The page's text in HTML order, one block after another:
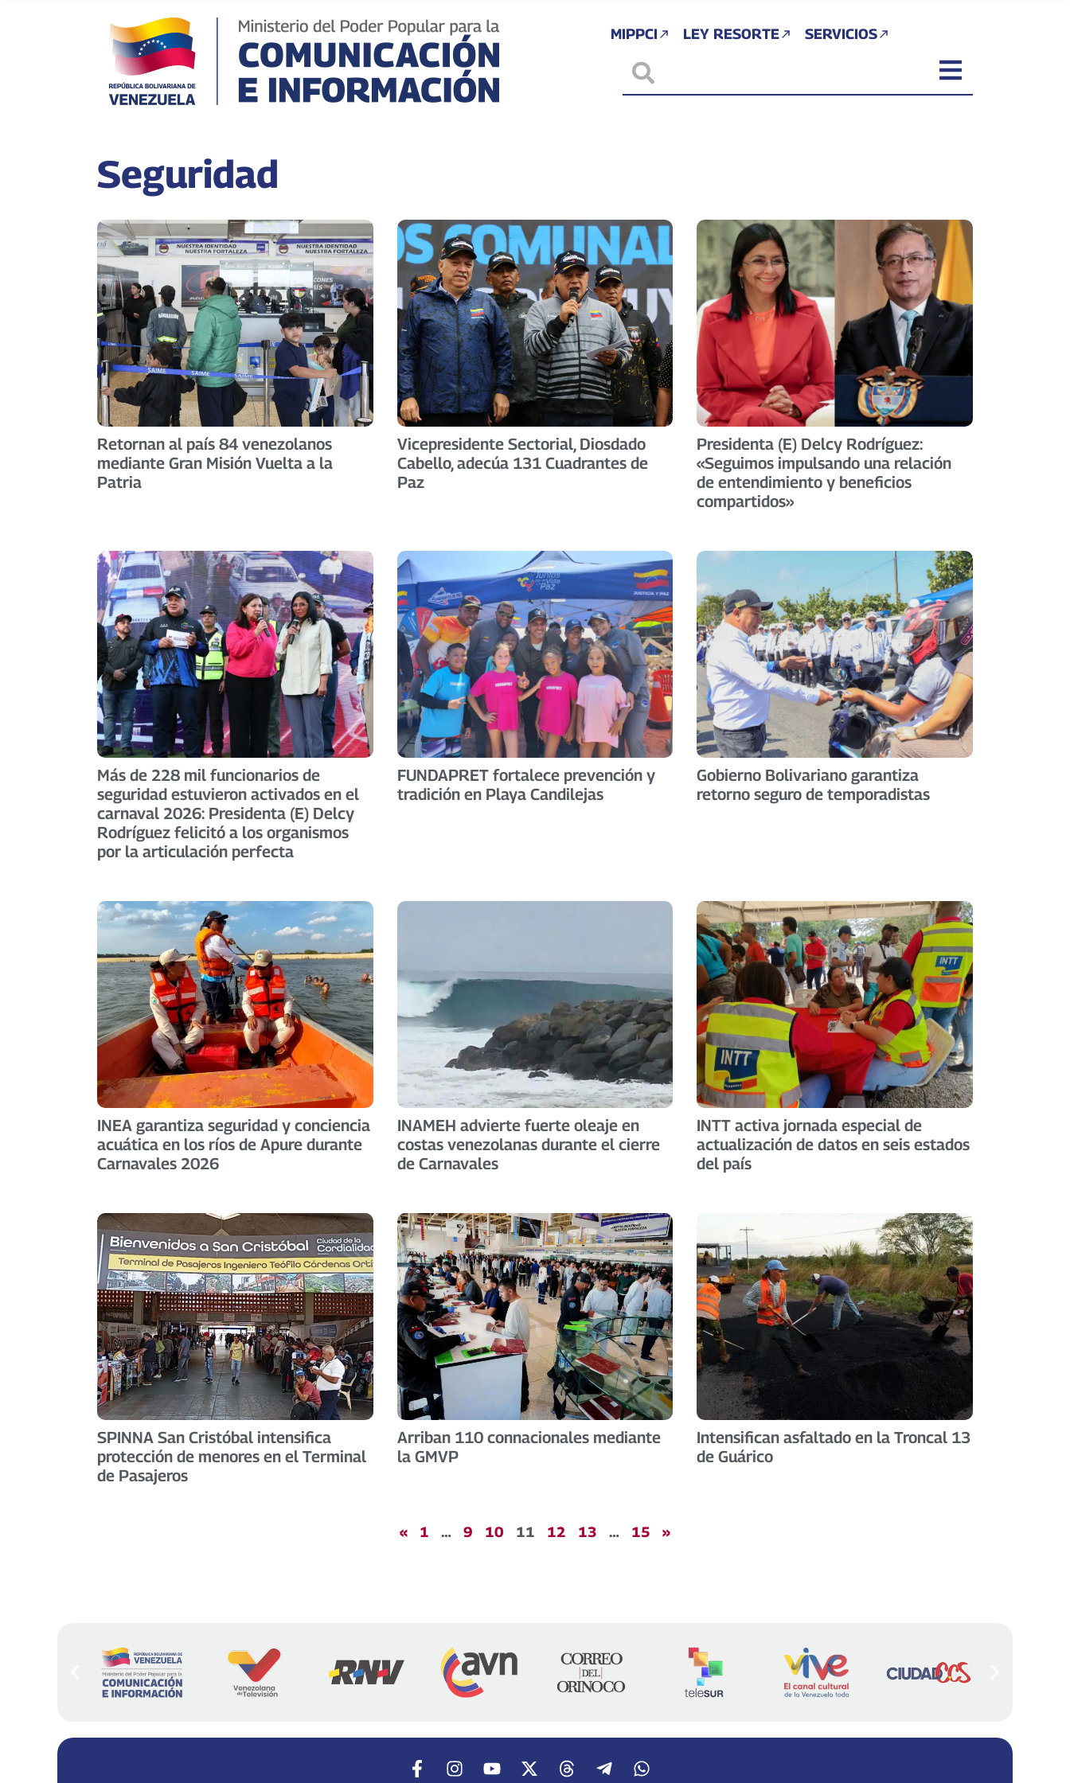
MIPPCI LEY RESORTE SERVICIOS
Seguridad
Retornan al país 84 venezolanos
mediante Gran Misión Vuelta a la
Patria
Vicepresidente Sectorial, Diosdado
Cabello, adecúa 131 Cuadrantes de
Paz
Presidenta (E) Delcy Rodríguez:
«Seguimos impulsando una relación
de entendimiento y beneficios
compartidos»
Más de 228 mil funcionarios de
seguridad estuvieron activados en el
carnaval 2026: Presidenta (E) Delcy
Rodríguez felicitó a los organismos
por la articulación perfecta
FUNDAPRET fortalece prevención y
tradición en Playa Candilejas
Gobierno Bolivariano garantiza
retorno seguro de temporadistas
INEA garantiza seguridad y conciencia
acuática en los ríos de Apure durante
Carnavales 2026
INAMEH advierte fuerte oleaje en
costas venezolanas durante el cierre
de Carnavales
INTT activa jornada especial de
actualización de datos en seis estados
del país
SPINNA San Cristóbal intensifica
protección de menores en el Terminal
de Pasajeros
Arriban 110 connacionales mediante
la GMVP
Intensifican asfaltado en la Troncal 13
de Guárico
« 1 … 9 10 11 12 13 … 15 »